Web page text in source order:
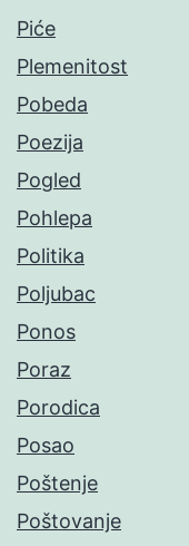
Piće
Plemenitost
Pobeda
Poezija
Pogled
Pohlepa
Politika
Poljubac
Ponos
Poraz
Porodica
Posao
Poštenje
Poštovanje